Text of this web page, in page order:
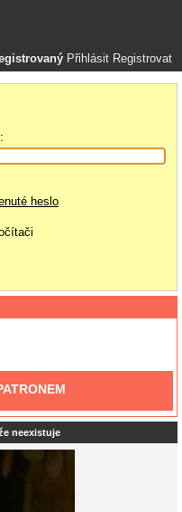
Přihlásit Registrovat
heslo
neexistuje